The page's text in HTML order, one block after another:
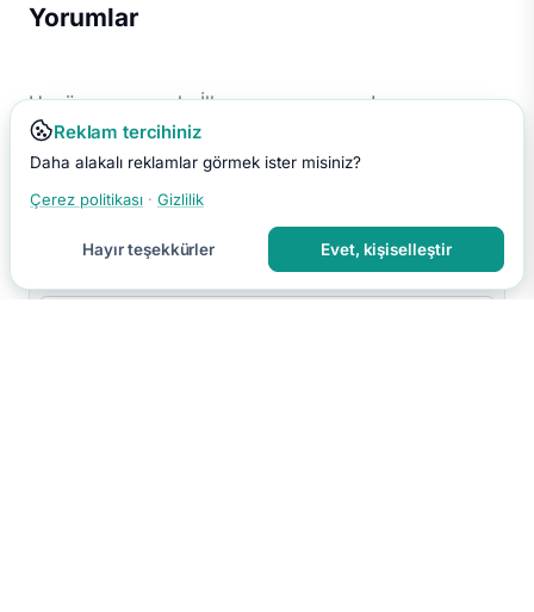
Yorumlar
Henüz yorum yok. İlk yorumu sen yap!
Reklam tercihiniz
Daha alakalı reklamlar görmek ister misiniz?
Çerez politikası · Gizlilik
Hayır teşekkürler Evet, kişiselleştir